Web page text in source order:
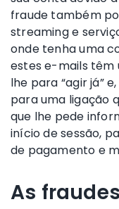
fraude também
streaming e
onde tenha uma
estes e-mails têm
lhe para “agir já”
para uma ligação
que lhe pede
início de sessão,
de pagamento e
As